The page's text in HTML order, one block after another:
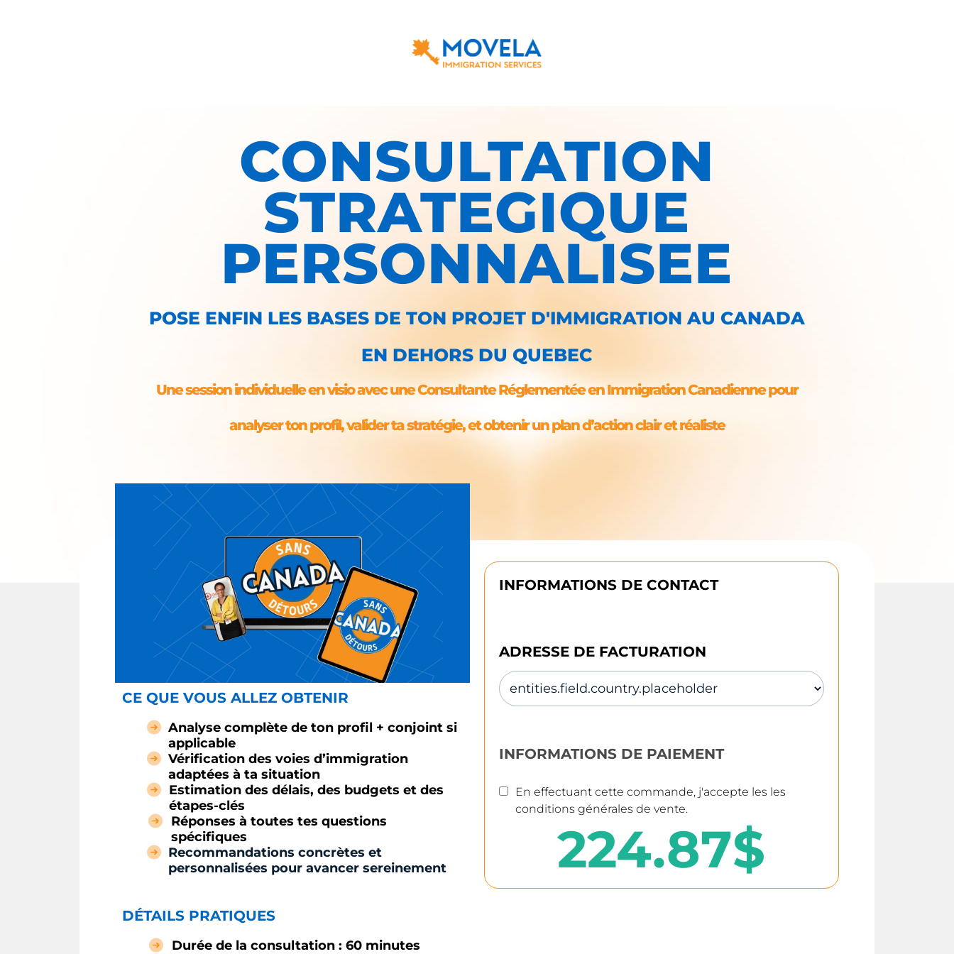
CONSULTATION
STRATEGIQUE
PERSONNALISEE
POSE ENFIN LES BASES DE TON PROJET D'IMMIGRATION AU CANADA
EN DEHORS DU QUEBEC
Une session individuelle en visio avec une Consultante Réglementée en Immigration Canadienne pour
analyser ton profil, valider ta stratégie, et obtenir un plan d’action clair et réaliste
CE QUE VOUS ALLEZ OBTENIR
Analyse complète de ton profil + conjoint si
applicable
Vérification des voies d’immigration
adaptées à ta situation
Estimation des délais, des budgets et des
étapes-clés
Réponses à toutes tes questions
spécifiques
Recommandations concrètes et
personnalisées pour avancer sereinement
DÉTAILS PRATIQUES
Durée de la consultation : 60 minutes
INFORMATIONS DE CONTACT
ADRESSE DE FACTURATION
INFORMATIONS DE PAIEMENT
En effectuant cette commande, j'accepte les les
conditions générales de vente.
224.87$